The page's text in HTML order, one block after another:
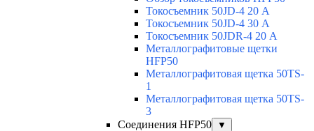
Токосъемник 50JD-4 20 А
Токосъемник 50JD-4 30 А
Токосъемник 50JDR-4 20 А
Металлографитовые щетки
HFP50
Металлографитовая щетка 50TS-
1
Металлографитовая щетка 50TS-
3
Соединения HFP50
▼